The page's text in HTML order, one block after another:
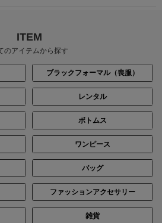
ITEM
のアイテムから探す
ブラックフォーマル（喪服）
レンタル
ボトムス
ワンピース
バッグ
ファッションアクセサリー
雑貨